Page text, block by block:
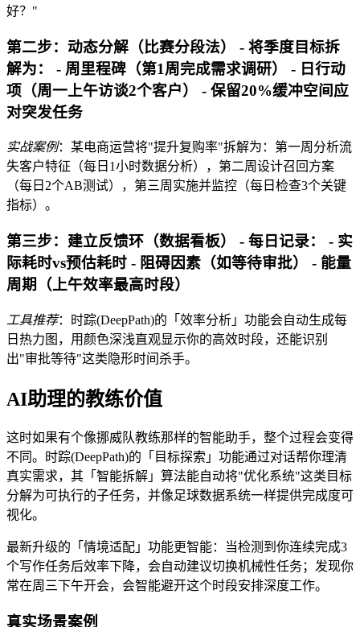
好？"
第二步：动态分解（比赛分段法） - 将季度目标拆
解为： - 周里程碑（第1周完成需求调研） - 日行动
项（周一上午访谈2个客户） - 保留20%缓冲空间应
对突发任务
实战案例：某电商运营将"提升复购率"拆解为：第一周分析流
失客户特征（每日1小时数据分析），第二周设计召回方案
（每日2个AB测试），第三周实施并监控（每日检查3个关键
指标）。
第三步：建立反馈环（数据看板） - 每日记录： - 实
际耗时vs预估耗时 - 阻碍因素（如等待审批） - 能量
周期（上午效率最高时段）
工具推荐：时踪(DeepPath)的「效率分析」功能会自动生成每
日热力图，用颜色深浅直观显示你的高效时段，还能识别
出"审批等待"这类隐形时间杀手。
AI助理的教练价值
这时如果有个像挪威队教练那样的智能助手，整个过程会变得
不同。时踪(DeepPath)的「目标探索」功能通过对话帮你理清
真实需求，其「智能拆解」算法能自动将"优化系统"这类目标
分解为可执行的子任务，并像足球数据系统一样提供完成度可
视化。
最新升级的「情境适配」功能更智能：当检测到你连续完成3
个写作任务后效率下降，会自动建议切换机械性任务；发现你
常在周三下午开会，会智能避开这个时段安排深度工作。
真实场景案例